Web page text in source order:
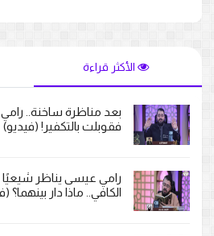
الأكثر قراءة
بعد مناظرة ساخنة..
فقوبلت بالتكفير! (فيديو)
رامي عيسى يناظر شيعيًا
الكافي.. ماذا دار بينهما؟